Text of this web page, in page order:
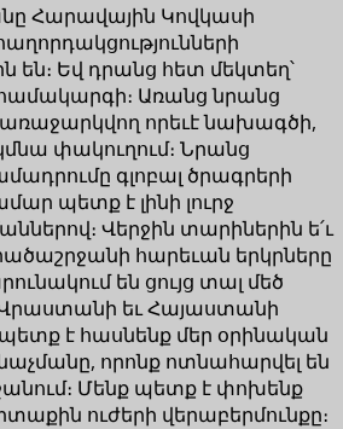
Հարավային Կովկասի
Եվ դրանց հետ մեկտեղ՝
Առանց նրանց
որեւէ նախագծի,
փակուղում։ Նրանց
գլոբալ ծրագրերի
պետք է լինի լուրջ
Վերջին տարիներին ե՛ւ
հարեւան երկրները
են ցույց տալ մեծ
եւ Հայաստանի
է հասնենք մեր օրինական
որոնք ոտնահարվել են
Մենք պետք է փոխենք
ուժերի վերաբերմունքը։